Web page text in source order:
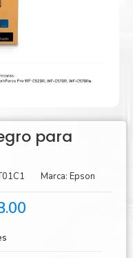
para
Marca: Epson